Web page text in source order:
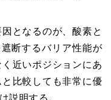
となるのが、酸素と
断するバリア性能が
近いポジションにあ
比較しても非常に優
説明する。